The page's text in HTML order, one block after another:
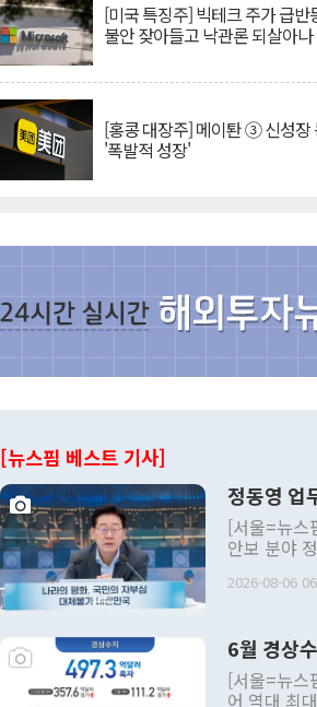
[미국 특징주] 빅테크 주가 급반
불안 잦아들고 낙관론 되살아나
[홍콩 대장주] 메이퇀 ③ 신성장
'폭발적 성장'
[뉴스핌 베스트 기사]
정동영 업
[서울=뉴스
안보 분야
발언 중에
주의적 희
관의 대북
관 부처 장
2026-08-06
6월 경상
[서울=뉴스
어 역대 최